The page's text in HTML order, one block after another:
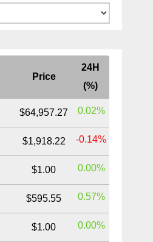
Price
24H
(%)
$64,957.27 0.02%
$1,918.22 -0.14%
$1.00 0.00%
$595.55 0.57%
$1.00 0.00%